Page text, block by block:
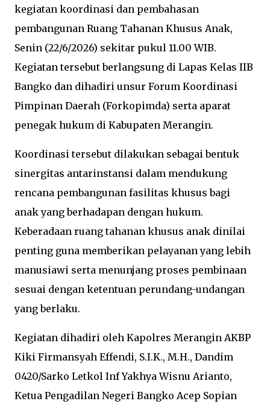
kegiatan koordinasi dan pembahasan
pembangunan Ruang Tahanan Khusus Anak,
Senin (22/6/2026) sekitar pukul 11.00 WIB.
Kegiatan tersebut berlangsung di Lapas Kelas IIB
Bangko dan dihadiri unsur Forum Koordinasi
Pimpinan Daerah (Forkopimda) serta aparat
penegak hukum di Kabupaten Merangin.
Koordinasi tersebut dilakukan sebagai bentuk
sinergitas antarinstansi dalam mendukung
rencana pembangunan fasilitas khusus bagi
anak yang berhadapan dengan hukum.
Keberadaan ruang tahanan khusus anak dinilai
penting guna memberikan pelayanan yang lebih
manusiawi serta menunjang proses pembinaan
sesuai dengan ketentuan perundang-undangan
yang berlaku.
Kegiatan dihadiri oleh Kapolres Merangin AKBP
Kiki Firmansyah Effendi, S.I.K., M.H., Dandim
0420/Sarko Letkol Inf Yakhya Wisnu Arianto,
Ketua Pengadilan Negeri Bangko Acep Sopian